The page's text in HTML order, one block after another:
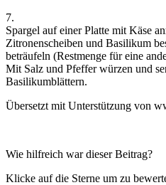
7.
Spargel auf einer Platte mit Käse
Zitronenscheiben und Basilikum
beträufeln (Restmenge für eine
Mit Salz und Pfeffer würzen und
Basilikumblättern.
Übersetzt mit Unterstützung von
Wie hilfreich war dieser Beitrag?
Klicke auf die Sterne um zu